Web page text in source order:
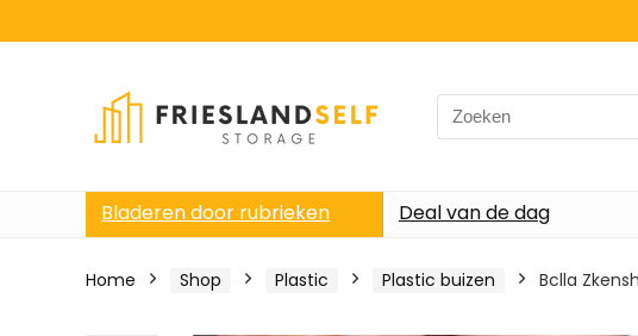
Search
for:
Bladeren door rubrieken Deal van de dag
Home Shop Plastic Plastic buizen Bclla